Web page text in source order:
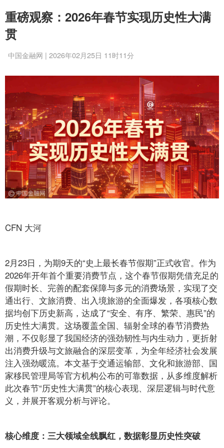
重磅观察：2026年春节实现历史性大满
贯
中国金融网 | 2026年02月25日 11时11分
CFN 大河
2月23日，为期9天的“史上最长春节假期”正式收官。作为
2026年开年首个重要消费节点，这个春节假期凭借充足的
假期时长、完善的配套保障与多元的消费场景，实现了交
通出行、文旅消费、出入境旅游的全面爆发，各项核心数
据均创下历史新高，达成了“安全、有序、繁荣、惠民”的
历史性大满贯。这场覆盖全国、辐射全球的春节消费热
潮，不仅彰显了我国经济的强劲韧性与内生动力，更折射
出消费升级与文旅融合的深层变革，为全年经济社会发展
注入强劲暖流。本文基于交通运输部、文化和旅游部、国
家移民管理局等官方机构公布的可靠数据，从多维度解析
此次春节“历史性大满贯”的核心表现、深层逻辑与时代意
义，并展开客观分析与评论。
核心维度：三大领域全线飘红，数据彰显历史性突破